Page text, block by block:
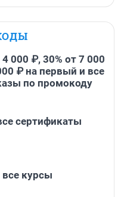
000 ₽, 30% от 7 000
₽ на первый и все
по промокоду
сертификаты
все курсы